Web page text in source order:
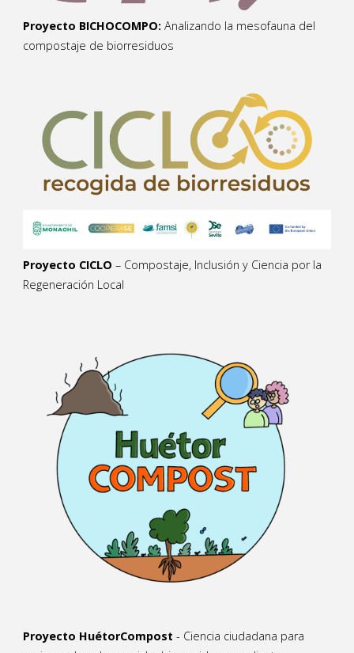
Proyecto BICHOCOMPO: Analizando la mesofauna del
compostaje de biorresiduos
Proyecto CICLO – Compostaje, Inclusión y Ciencia por la
Regeneración Local
Proyecto HuétorCompost - Ciencia ciudadana para